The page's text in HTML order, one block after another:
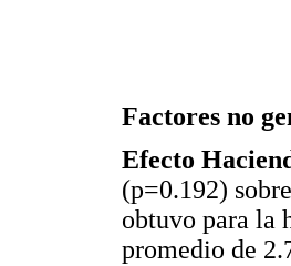
Factores no
Efecto
(p=0.192)
obtuvo para la
promedio de